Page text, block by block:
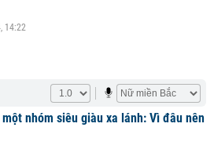
14:22
nhóm siêu giàu xa lánh: Vì đâu nên